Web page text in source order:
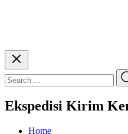
Ekspedisi Kirim
Home